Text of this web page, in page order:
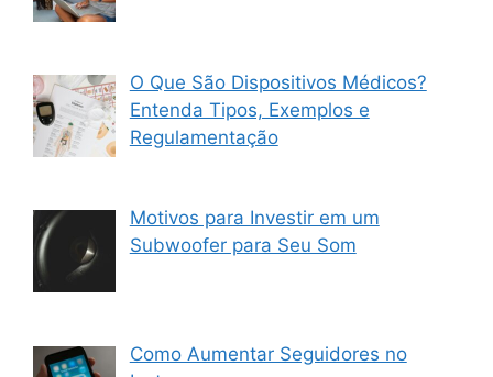
O Que São Dispositivos Médicos?
Entenda Tipos, Exemplos e
Regulamentação
Motivos para Investir em um
Subwoofer para Seu Som
Como Aumentar Seguidores no